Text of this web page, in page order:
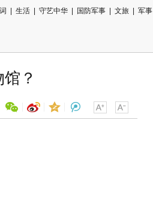
生活 守艺中华 国防军事 文旅
军事
？